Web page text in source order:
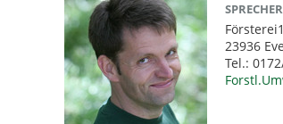
SPRECHER
Försterei1
23936
Tel.: